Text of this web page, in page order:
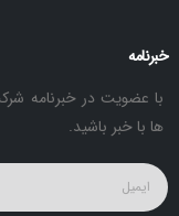
خبرنامه
با عضویت در خبرنامه
ها با خبر باشید.